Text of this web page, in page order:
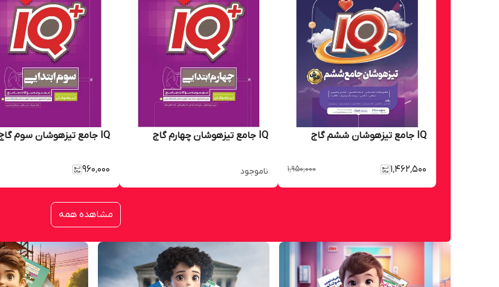
IQ جامع تیزهوشان ششم گاج
۱٬۴۶۲٬۵۰۰ ۱٬۹۵۰٬۰۰۰
IQ جامع تیزهوشان چهارم گاج
ناموجود
IQ جامع تیزهوشان سوم گاج
۹۶۰٬۰۰۰
مشاهده همه